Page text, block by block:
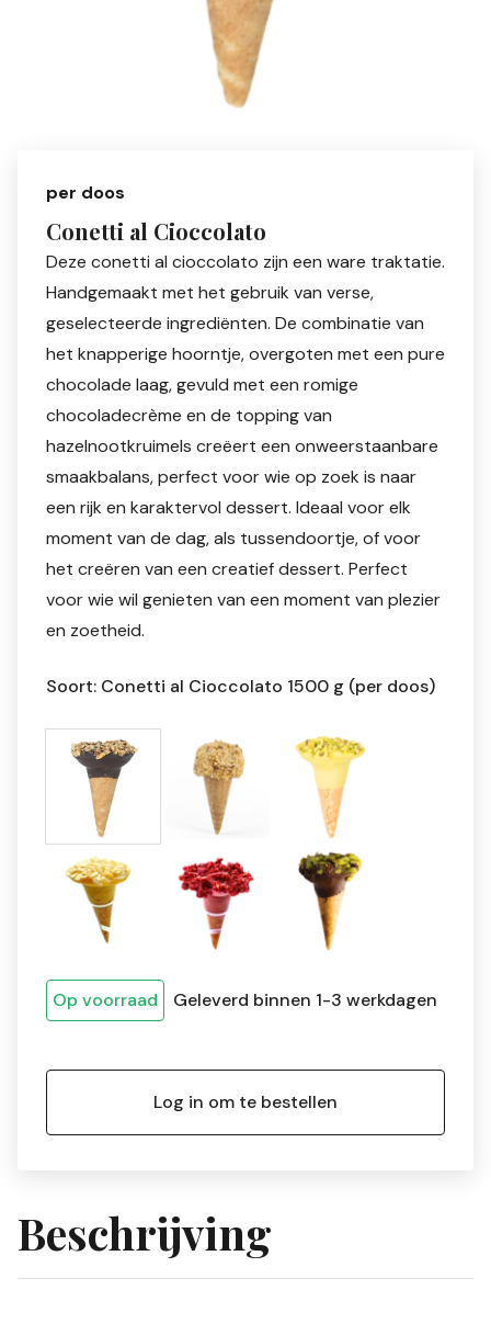
per doos
Conetti al Cioccolato
Deze conetti al cioccolato zijn een ware traktatie.
Handgemaakt met het gebruik van verse,
geselecteerde ingrediënten. De combinatie van
het knapperige hoorntje, overgoten met een pure
chocolade laag, gevuld met een romige
chocoladecrème en de topping van
hazelnootkruimels creëert een onweerstaanbare
smaakbalans, perfect voor wie op zoek is naar
een rijk en karaktervol dessert. Ideaal voor elk
moment van de dag, als tussendoortje, of voor
het creëren van een creatief dessert. Perfect
voor wie wil genieten van een moment van plezier
en zoetheid.
Soort: Conetti al Cioccolato 1500 g (per doos)
Op voorraad Geleverd binnen 1-3 werkdagen
Log in om te bestellen
Beschrijving